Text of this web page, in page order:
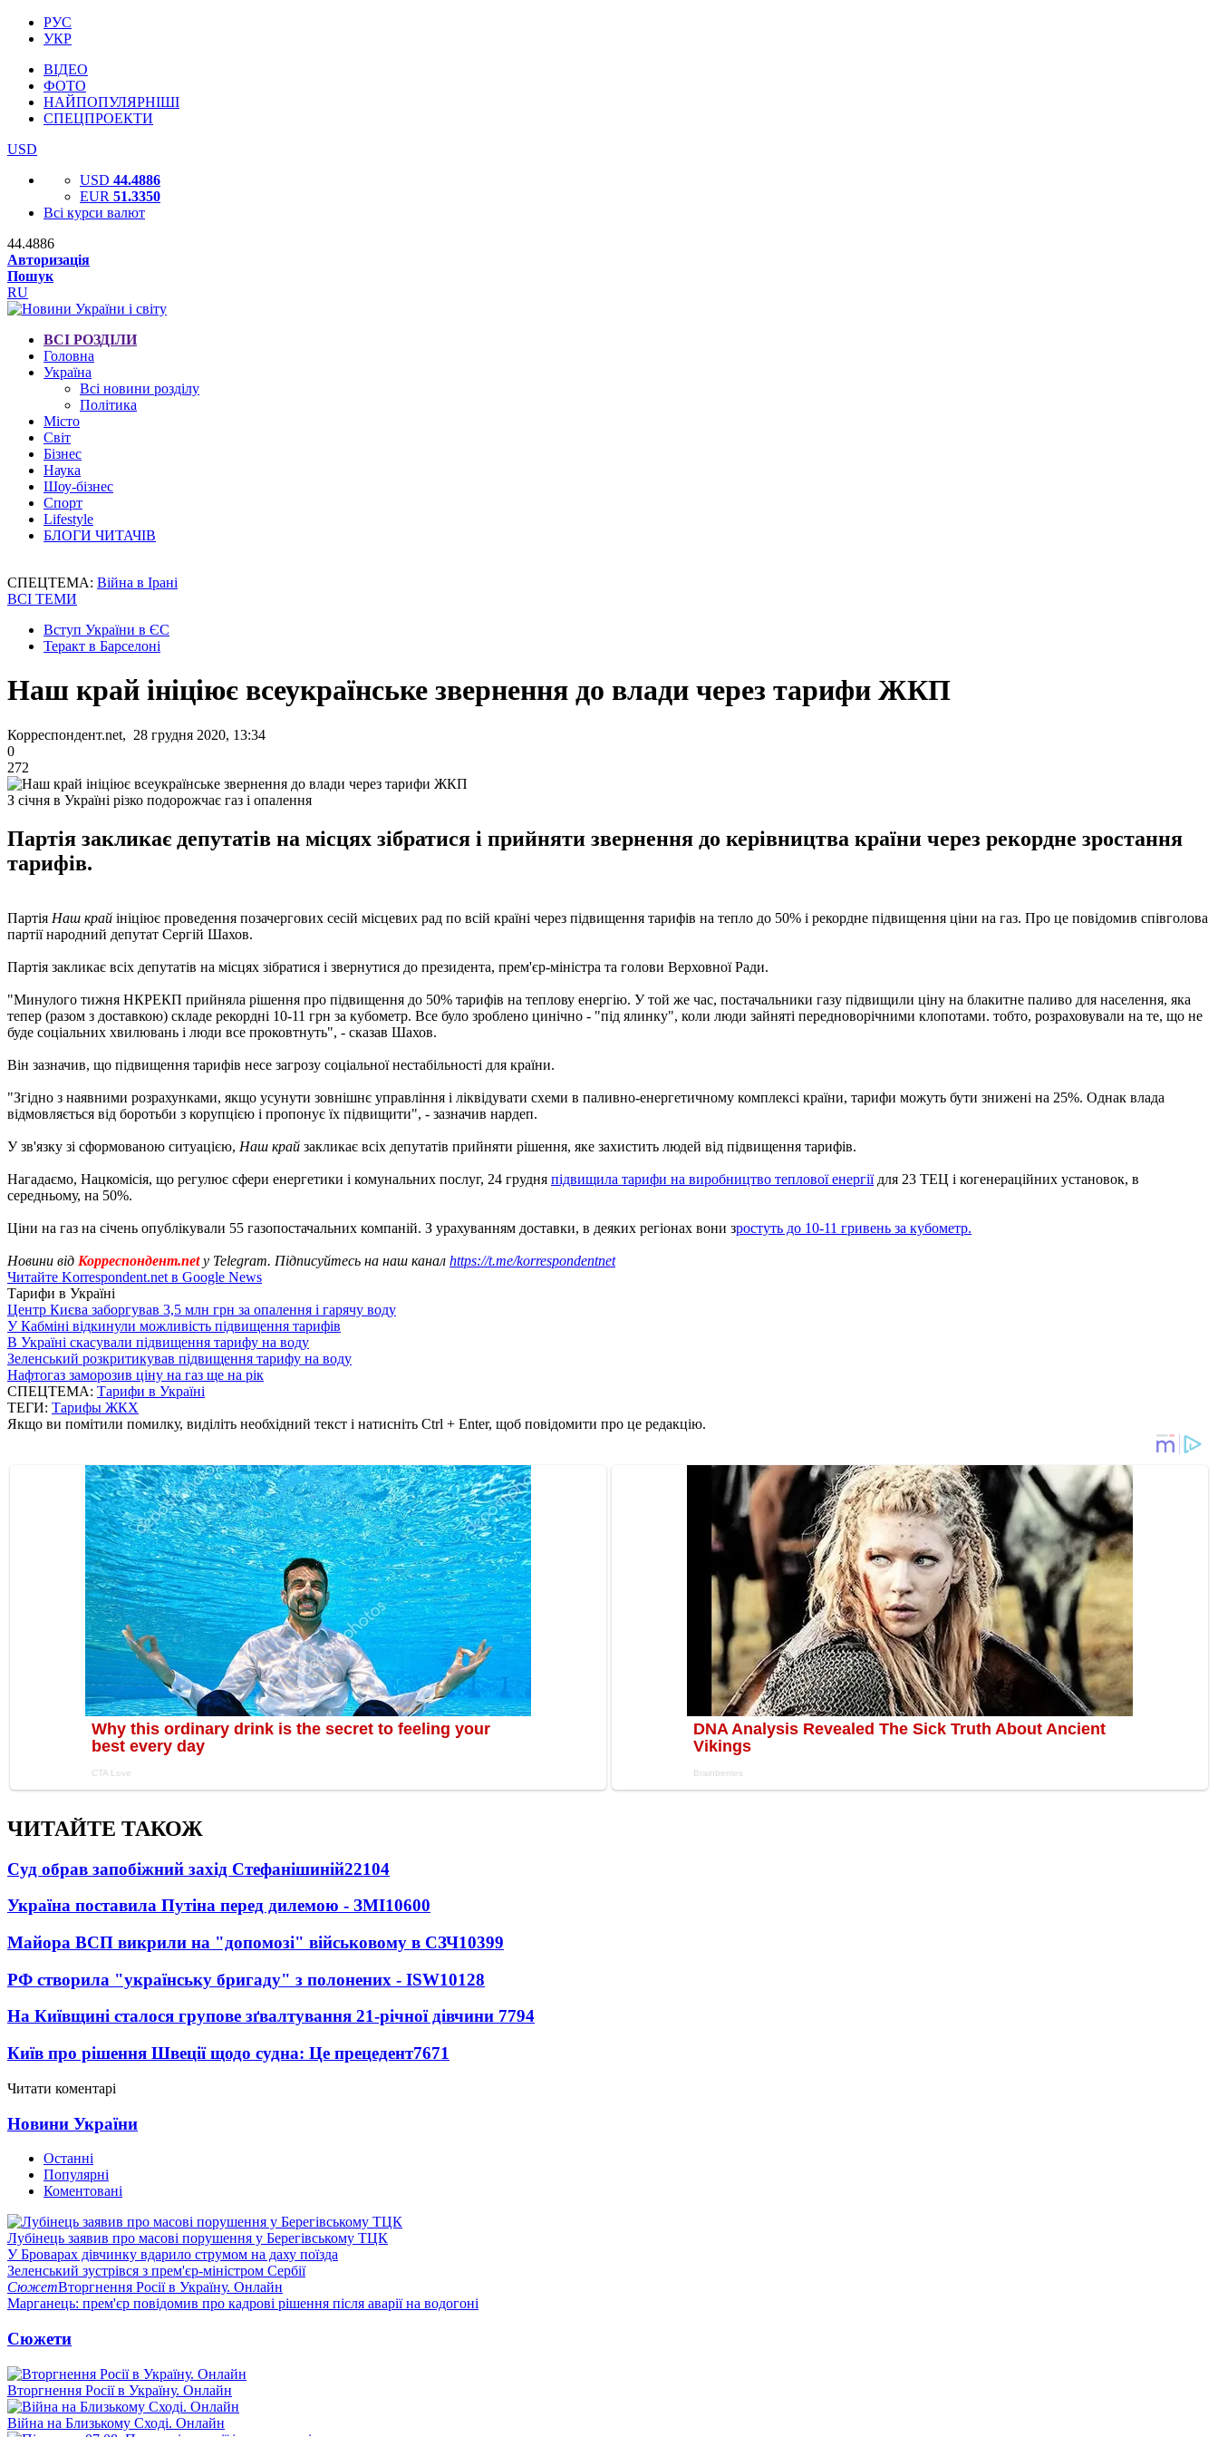
РУС
УКР
ВІДЕО
ФОТО
НАЙПОПУЛЯРНІШІ
СПЕЦПРОЕКТИ
USD
USD 44.4886
EUR 51.3350
Всі курси валют
44.4886
Авторизація
Пошук
RU
ВСІ РОЗДІЛИ
Головна
Україна
Всі новини розділу
Політика
Місто
Світ
Бізнес
Наука
Шоу-бізнес
Спорт
Lifestyle
БЛОГИ ЧИТАЧІВ
СПЕЦТЕМА: Війна в Ірані
ВСІ ТЕМИ
Вступ України в ЄС
Теракт в Барселоні
Наш край ініціює всеукраїнське звернення до влади через тарифи ЖКП
Корреспондент.net, 28 грудня 2020, 13:34
0
272
З січня в Україні різко подорожчає газ і опалення
Партія закликає депутатів на місцях зібратися і прийняти звернення до керівництва країни через рекордне зростання
тарифів.
Партія Наш край ініціює проведення позачергових сесій місцевих рад по всій країні через підвищення тарифів на тепло до 50% і рекордне підвищення ціни на газ. Про це повідомив співголова
партії народний депутат Сергій Шахов.
Партія закликає всіх депутатів на місцях зібратися і звернутися до президента, прем'єр-міністра та голови Верховної Ради.
"Минулого тижня НКРЕКП прийняла рішення про підвищення до 50% тарифів на теплову енергію. У той же час, постачальники газу підвищили ціну на блакитне паливо для населення, яка
тепер (разом з доставкою) складе рекордні 10-11 грн за кубометр. Все було зроблено цинічно - "під ялинку", коли люди зайняті передноворічними клопотами. тобто, розраховували на те, що не
буде соціальних хвилювань і люди все проковтнуть", - сказав Шахов.
Він зазначив, що підвищення тарифів несе загрозу соціальної нестабільності для країни.
"Згідно з наявними розрахунками, якщо усунути зовнішнє управління і ліквідувати схеми в паливно-енергетичному комплексі країни, тарифи можуть бути знижені на 25%. Однак влада
відмовляється від боротьби з корупцією і пропонує їх підвищити", - зазначив нардеп.
У зв'язку зі сформованою ситуацією, Наш край закликає всіх депутатів прийняти рішення, яке захистить людей від підвищення тарифів.
Нагадаємо, Нацкомісія, що регулює сфери енергетики і комунальних послуг, 24 грудня підвищила тарифи на виробництво теплової енергіїдля 23 ТЕЦ і когенераційних установок, в
середньому, на 50%.
Ціни на газ на січень опублікували 55 газопостачальних компаній. З урахуванням доставки, в деяких регіонах вони зростуть до 10-11 гривень за кубометр.
Новини від Корреспондент.netу Telegram. Підписуйтесь на наш канал https://t.me/korrespondentnet
Читайте Korrespondent.net в Google News
Тарифи в Україні
Центр Києва заборгував 3,5 млн грн за опалення і гарячу воду
У Кабміні відкинули можливість підвищення тарифів
В Україні скасували підвищення тарифу на воду
Зеленський розкритикував підвищення тарифу на воду
Нафтогаз заморозив ціну на газ ще на рік
СПЕЦТЕМА: Тарифи в Україні
ТЕГИ: Тарифы ЖКХ
Якщо ви помітили помилку, виділіть необхідний текст і натисніть Ctrl + Enter, щоб повідомити про це редакцію.
ЧИТАЙТЕ ТАКОЖ
Суд обрав запобіжний захід Стефанішиній22104
Україна поставила Путіна перед дилемою - ЗМІ10600
Майора ВСП викрили на "допомозі" військовому в СЗЧ10399
РФ створила "українську бригаду" з полонених - ISW10128
На Київщині сталося групове зґвалтування 21-річної дівчини 7794
Київ про рішення Швеції щодо судна: Це прецедент7671
Читати коментарі
Новини України
Останні
Популярні
Коментовані
Лубінець заявив про масові порушення у Берегівському ТЦК
У Броварах дівчинку вдарило струмом на даху поїзда
Зеленський зустрівся з прем'єр-міністром Сербії
СюжетВторгнення Росії в Україну. Онлайн
Марганець: прем'єр повідомив про кадрові рішення після аварії на водогоні
Сюжети
Вторгнення Росії в Україну. Онлайн
Війна на Близькому Сході. Онлайн